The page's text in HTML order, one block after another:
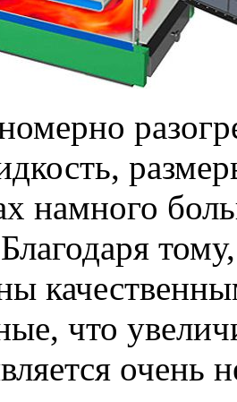
намного
Благодаря
что
очень